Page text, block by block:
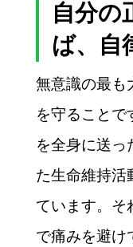
自分の
ば、自
無意識の最も
を守ることで
を全身に送っ
た生命維持活
ています。そ
で痛みを避け